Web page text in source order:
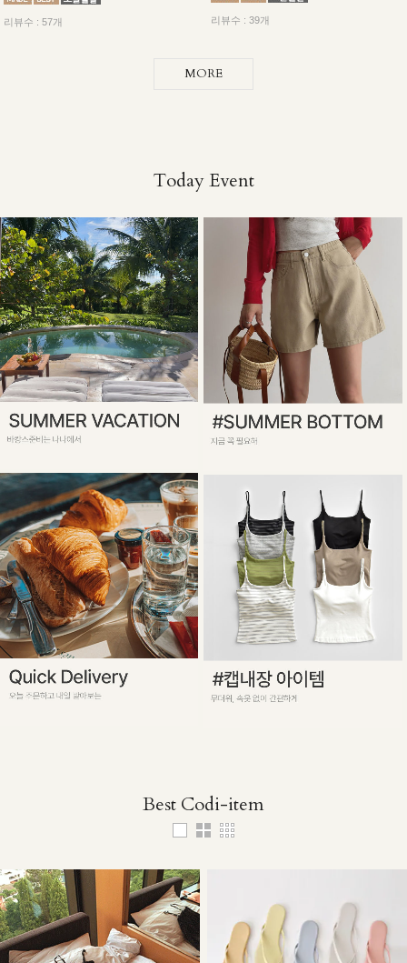
리뷰수 : 57개 리뷰수 : 39개
MORE
Today Event
Best Codi-item